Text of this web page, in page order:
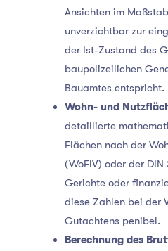
Ansichten im
unverzichtbar zur
der Ist-Zustand des
baupolizeilichen
Bauamtes entspricht.
Wohn- und
detaillierte
Flächen nach der
(WoFlV) oder der
Gerichte oder
diese Zahlen bei der
Gutachtens penibel.
Berechnung des